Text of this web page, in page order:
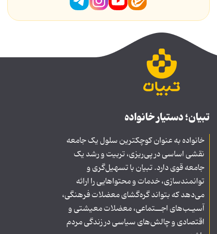
تبیان؛ دستیار خانواده
خانواده به عنوان کوچکترین سلول یک جامعه
نقشی اساسی در پی‌ریزی، تربیت و رشد یک
جامعه قوی دارد. تبیان با تسهیل‌گری و
توانمندسازی، خدمات و محتواهایی را ارائه
می‌دهد که بتواند گره‌گشای معضلات فرهنگی،
آسیـب‌های اجــتماعی، معضلات معیشتی و
اقتصادی و چالش‌های سیاسی در زندگی مردم